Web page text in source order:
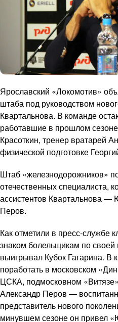
Ярославский «Локомотив»
штаба под руководством
Квартальнова. В команде
работавшие в прошлом
Красоткин, тренер вратарей
физической подготовке
Штаб «железнодорожников»
отечественных специалиста,
ассистентов Квартальнова
Перов.
Как отметили в пресс-
знаком болельщикам по
выигрывал Кубок Гагарина. В
поработать в московском
ЦСКА, подмосковном
Александр Перов —
представитель нового
минувшем сезоне он привел